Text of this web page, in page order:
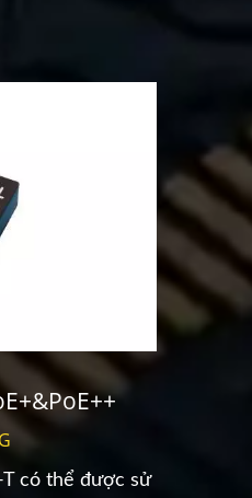
có thể được sử